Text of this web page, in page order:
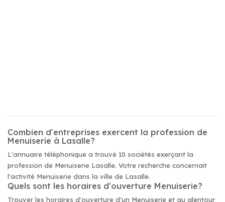
Combien d'entreprises exercent la profession de
Menuiserie à Lasalle?
L'annuaire téléphonique a trouvé 10 sociétés exerçant la
profession de Menuiserie Lasalle. Votre recherche concernait
l'activité Menuiserie dans la ville de Lasalle.
Quels sont les horaires d'ouverture Menuiserie?
Trouver les horaires d'ouverture d'un Menuiserie et au alentour